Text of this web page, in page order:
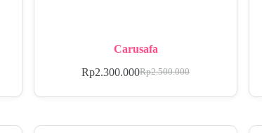
Carusafa
Rp2.500.000
Rp2.300.000